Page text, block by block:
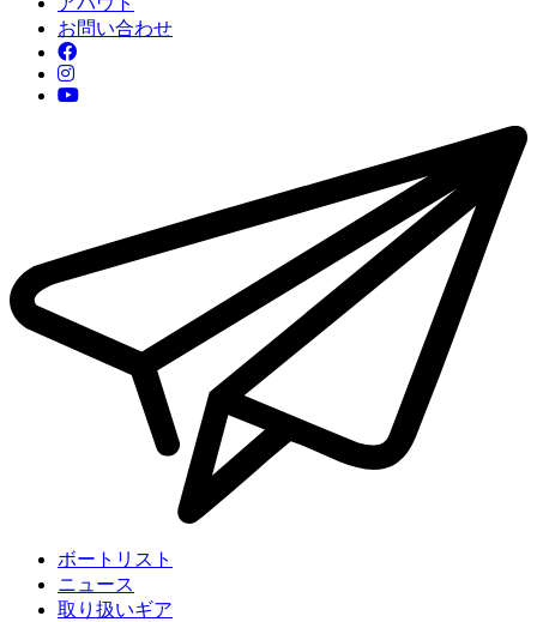
お問い合わせ
ボートリスト
ニュース
取り扱いギア